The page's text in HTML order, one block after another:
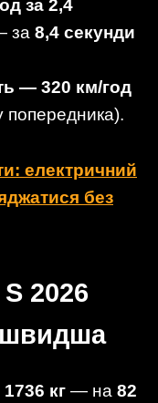
за 2,4
за 8,4 секунди
— 320 км/год
попередника).
електричний
без
2026
швидша
1736 кг — на 82